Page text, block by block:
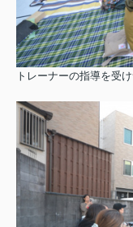
トレーナーの指導を受